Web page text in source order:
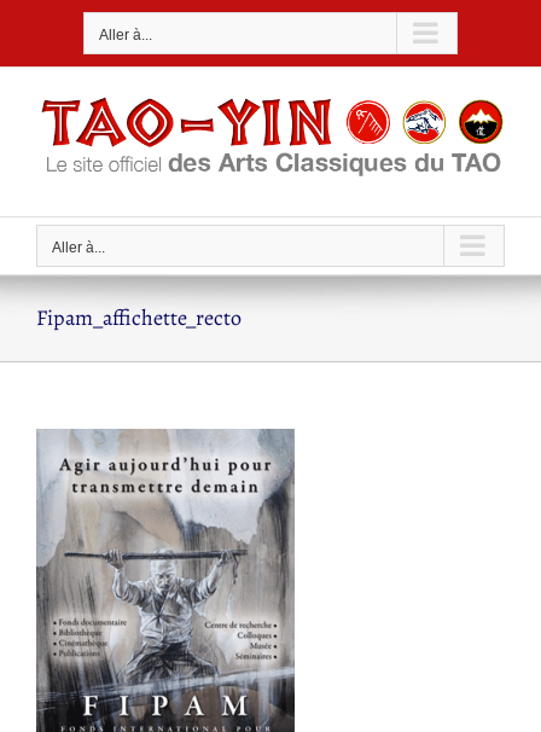
Aller à...
Aller à...
Fipam_affichette_recto